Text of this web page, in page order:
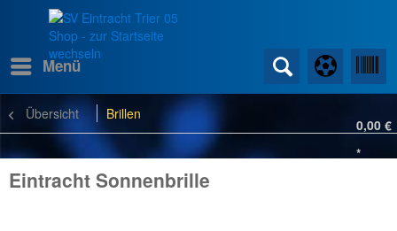
Menü
0,00 €
*
Übersicht Brillen
Eintracht Sonnenbrille